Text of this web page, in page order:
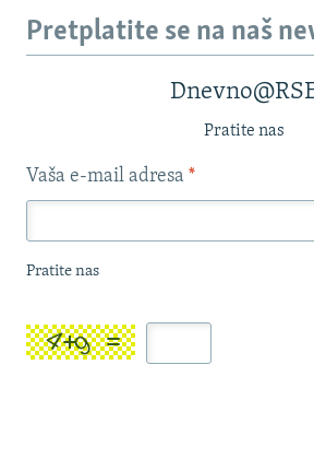
Pretplatite se na naš
Pratite nas
Vaša e-mail adresa *
Pratite nas